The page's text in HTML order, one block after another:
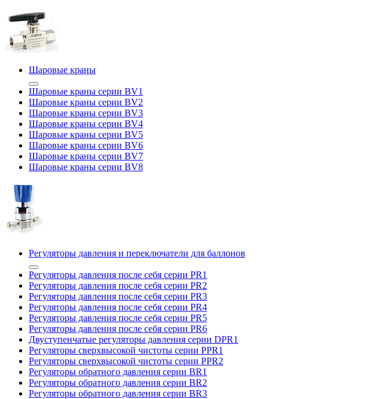
Шаровые краны
Шаровые краны серии BV1
Шаровые краны серии BV2
Шаровые краны серии BV3
Шаровые краны серии BV4
Шаровые краны серии BV5
Шаровые краны серии BV6
Шаровые краны серии BV7
Шаровые краны серии BV8
Регуляторы давления и переключатели для баллонов
Регуляторы давления после себя серии PR1
Регуляторы давления после себя серии PR2
Регуляторы давления после себя серии PR3
Регуляторы давления после себя серии PR4
Регуляторы давления после себя серии PR5
Регуляторы давления после себя серии PR6
Двуступенчатые регуляторы давления серии DPR1
Регуляторы сверхвысокой чистоты серии PPR1
Регуляторы сверхвысокой чистоты серии PPR2
Регуляторы обратного давления серии BR1
Регуляторы обратного давления серии BR2
Регуляторы обратного давления серии BR3